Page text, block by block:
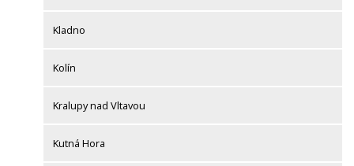
Kladno
Kolín
Kralupy nad Vltavou
Kutná Hora